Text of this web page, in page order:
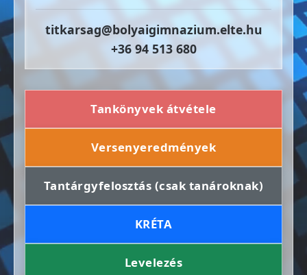
titkarsag@bolyaigimnazium.elte.hu
+36 94 513 680
Tankönyvek átvétele
Versenyeredmények
Tantárgyfelosztás (csak tanároknak)
KRÉTA
Levelezés